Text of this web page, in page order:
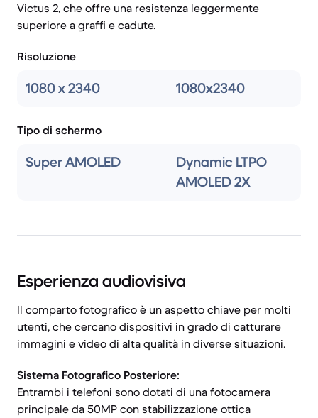
Victus 2, che offre una resistenza leggermente
superiore a graffi e cadute.
Risoluzione
1080 x 2340 1080x2340
Tipo di schermo
Super AMOLED
Dynamic LTPO
AMOLED 2X
Esperienza audiovisiva
Il comparto fotografico è un aspetto chiave per molti
utenti, che cercano dispositivi in grado di catturare
immagini e video di alta qualità in diverse situazioni.
Sistema Fotografico Posteriore:
Entrambi i telefoni sono dotati di una fotocamera
principale da 50MP con stabilizzazione ottica